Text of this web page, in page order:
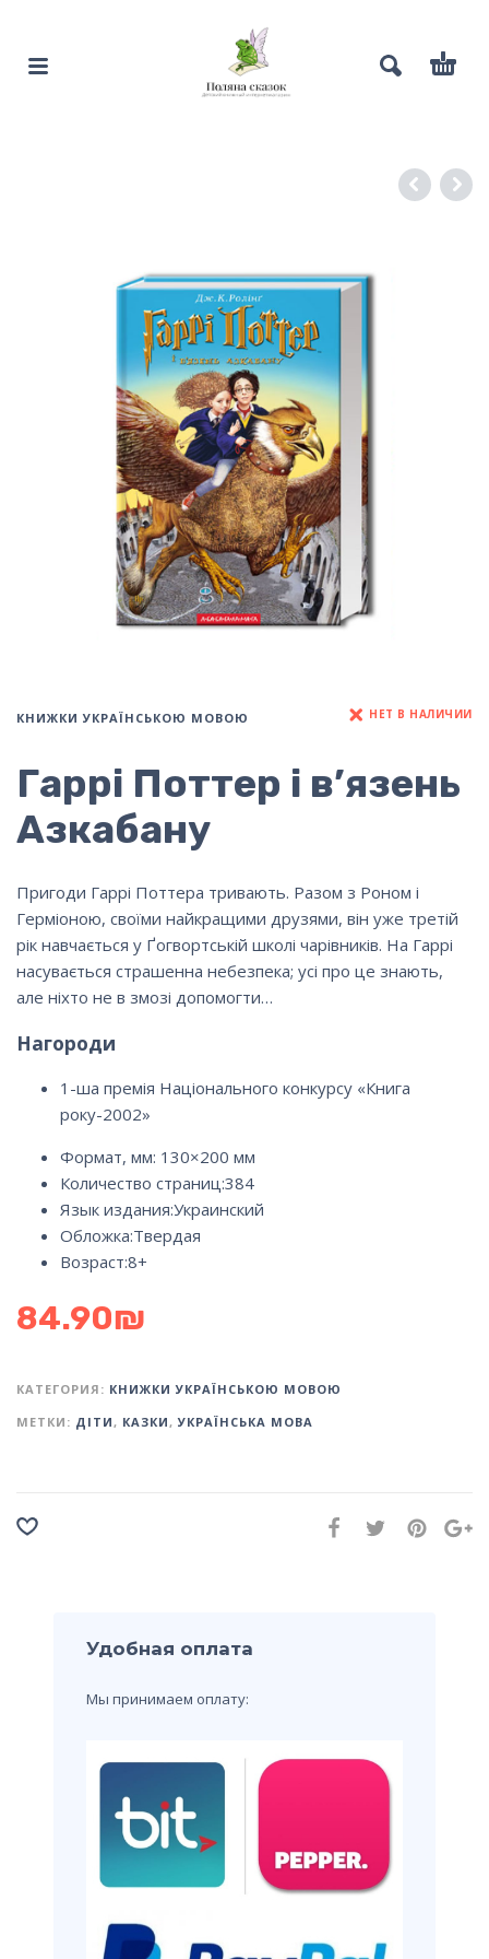
КНИЖКИ УКРАЇНСЬКОЮ МОВОЮ НЕТ В НАЛИЧИИ
Гаррі Поттер і в’язень
Азкабану
Пригоди Гаррі Поттера тривають. Разом з Роном і
Герміоною, своїми найкращими друзями, він уже третій
рік навчається у Ґогвортській школі чарівників. На Гаррі
насувається страшенна небезпека; усі про це знають,
але ніхто не в змозі допомогти…
Нагороди
1-ша премія Національного конкурсу «Книга
року-2002»
Формат, мм: 130×200 мм
Количество страниц:384
Язык издания:Украинский
Обложка:Твердая
Возраст:8+
84.90₪
КАТЕГОРИЯ: КНИЖКИ УКРАЇНСЬКОЮ МОВОЮ
МЕТКИ: ДІТИ, КАЗКИ,УКРАЇНСЬКА МОВА
Удобная оплата
Мы принимаем оплату: